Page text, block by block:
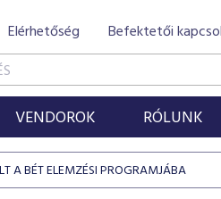
Elérhetőség Befektetői
VENDOROK RÓLUNK
A BÉT ELEMZÉSI PROGRAMJÁBA